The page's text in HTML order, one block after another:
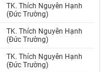
TK. Thích Nguyên Hạnh
(Đức Trường)
TK. Thích Nguyên Hạnh
(Đức Trường)
TK. Thích Nguyên Hạnh
(Đức Trường)